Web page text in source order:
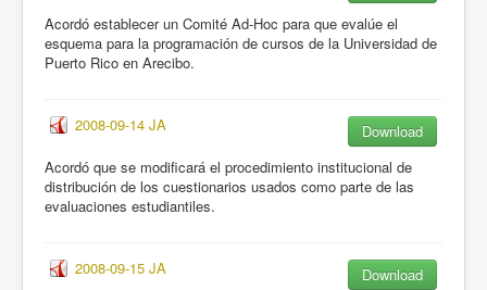
Acordó establecer un Comité Ad-Hoc para que evalúe el
esquema para la programación de cursos de la Universidad de
Puerto Rico en Arecibo.
2008-09-14 JA
Download
Acordó que se modificará el procedimiento institucional de
distribución de los cuestionarios usados como parte de las
evaluaciones estudiantiles.
2008-09-15 JA
Download